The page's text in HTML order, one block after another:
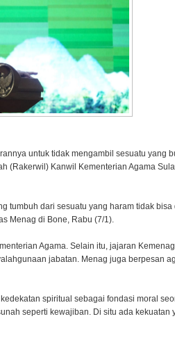
untuk tidak mengambil sesuatu yang
(Rakerwil) Kanwil Kementerian Agama
tumbuh dari sesuatu yang haram tidak bisa
Menag di Bone, Rabu (7/1).
Agama. Selain itu, jajaran
jabatan. Menag juga berpesan
spiritual sebagai fondasi moral
seperti kewajiban. Di situ ada kekuatan